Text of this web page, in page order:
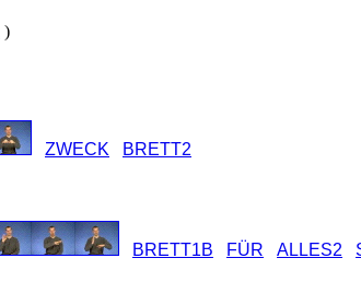
)
ZWECK BRETT2
BRETT1B FÜR ALLES2